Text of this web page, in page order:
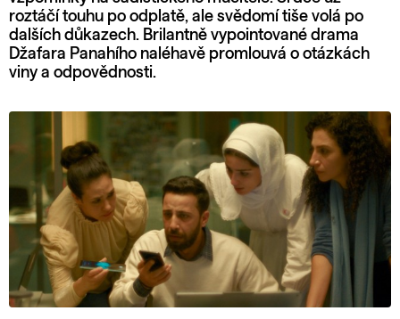
roztáčí touhu po odplatě, ale svědomí tiše volá po
dalších důkazech. Brilantně vypointované drama
Džafara Panahího naléhavě promlouvá o otázkách
viny a odpovědnosti.